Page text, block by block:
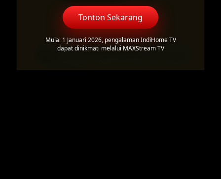
Tonton Sekarang
Mulai 1 Januari 2026, pengalaman IndiHome TV
dapat dinikmati melalui MAXStream TV